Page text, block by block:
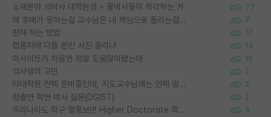
소재분야 석박사 대학원생 + 물박사들이 착각하는 거 77
왜 후배가 못하는걸 교수님은 내 책임으로 돌리는걸까요? 7
편애 하는 방법 17
랩홈피에 다들 본인 사진 올리냐 13
이사이트가 처음엔 정말 도움많이됐는데 16
석사생의 고민 2
타대학원 컨텍 준비중인데, 지도교수님께는 언제 말씀드려야 할까요? 2
정출연 학연 박사 질문(DGIST) 2
우리나라도 학구 열풍보면 Higher Doctorate 학위가 필요하다고 봅니다. 4